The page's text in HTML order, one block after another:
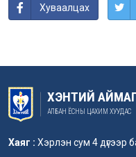
Хуваалцах
ХЭНТИЙ
АЛБАН ЁСНЫ ЦАХИМ ХУУДАС
Хаяг : Хэрлэн сум 4 дүгээр